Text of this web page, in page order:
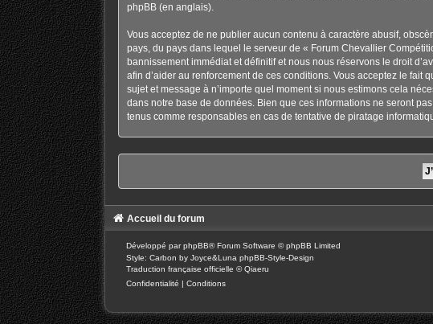
phpBB(en anglais).
Vous acceptez de ne publier aucun contenu à caractère abusif,
pays, du pays dans lequel le serveur de « Forum Chevallier
bannissement immédiat et définitif et nous nous réservons le droit
afin d’aider au renforcement de ces conditions. Vous acceptez le
sujet et message à n’importe quel moment si nous estimons cela
dans notre base de données. Bien que ces informations ne seront
tenus comme responsables en cas de tentative de piratage
Accueil du forum
Développé parphpBB® Forum Software © phpBB Limited
Style: Carbon by Joyce&Luna phpBB-Style-Design
Traduction française officielle ©Qiaeru
Confidentialité | Conditions